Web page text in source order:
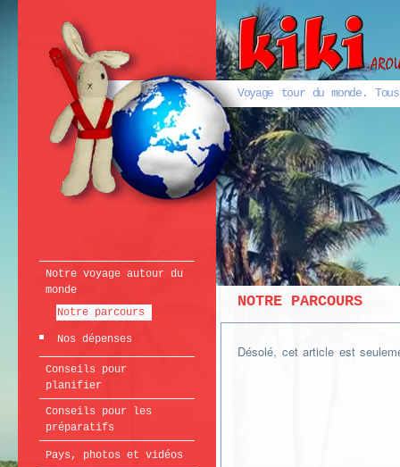
Voyage tour du monde.
Français
Notre voyage autour du
monde
Notre parcours
Nos dépenses
Conseils pour
planifier
Conseils pour les
préparatifs
Pays, photos et vidéos
NOTRE PARCOURS
Désolé, cet article est